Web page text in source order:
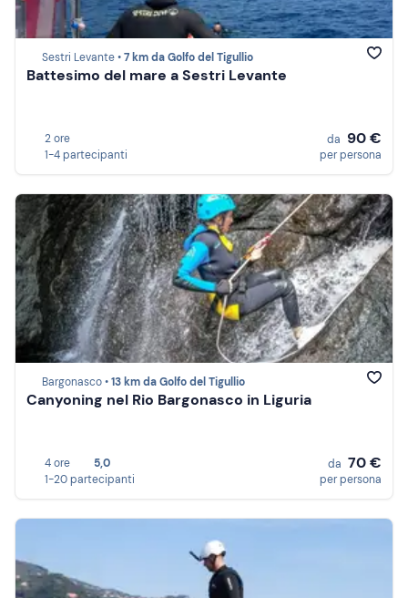
Sestri Levante •7 km da Golfo del Tigullio
Battesimo del mare a Sestri Levante
2 ore
1-4 partecipanti
da 90 €
per persona
Bargonasco •13 km da Golfo del Tigullio
Canyoning nel Rio Bargonasco in Liguria
4 ore
5,0
1-20 partecipanti
da 70 €
per persona